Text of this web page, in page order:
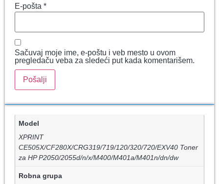
E-pošta *
Sačuvaj moje ime, e-poštu i veb mesto u ovom
pregledaču veba za sledeći put kada komentarišem.
Model
XPRINT
CE505X/CF280X/CRG319/719/120/320/720/EXV40 Toner
za HP P2050/2055d/n/x/M400/M401a/M401n/dn/dw
Robna grupa